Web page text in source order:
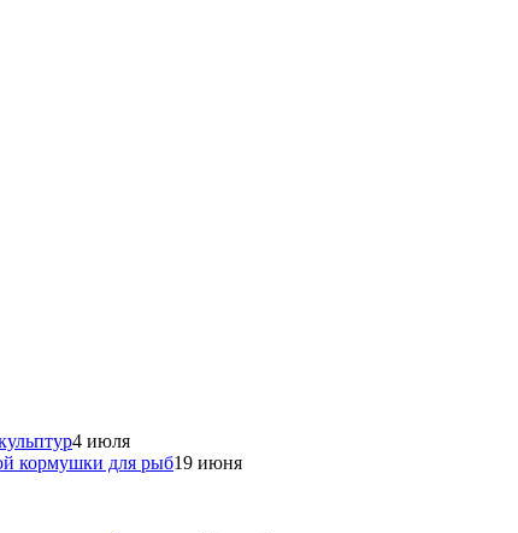
4 июля
кормушки для рыб19 июня